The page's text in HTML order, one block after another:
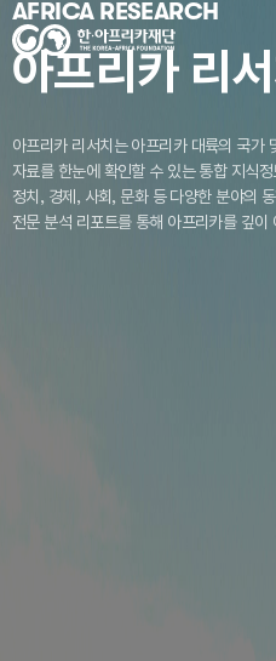
AFRICA RESEARCH
아프리카 리서
아프리카 리서치는 아프리카 대륙의 국가
자료를 한눈에 확인할 수 있는 통합 지식
정치, 경제, 사회, 문화 등 다양한 분야의
전문 분석 리포트를 통해 아프리카를 깊이